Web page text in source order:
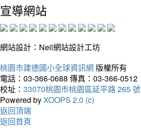
宣導網站
網站設計：Neil網站設計工坊
桃園市建德國小全球資訊網 版權所有
電話：03-366-0688 傳真：03-366-0512
校址： 33070桃園市桃園區延平路 265 號
Powered byXOOPS 2.0 (c)
返回頂端
返回首頁